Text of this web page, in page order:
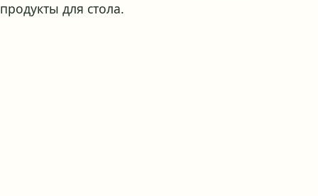
продукты для стола.